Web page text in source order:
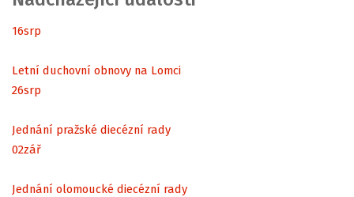
16srp
Letní duchovní obnovy na Lomci
26srp
Jednání pražské diecézní rady
02zář
Jednání olomoucké diecézní rady